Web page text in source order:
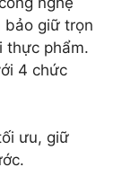
bảo giữ trọn
thực phẩm.
4 chức
ưu, giữ